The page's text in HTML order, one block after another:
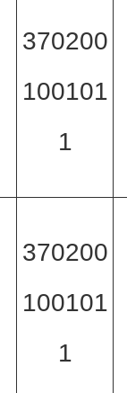
370200
100101
1
370200
100101
1